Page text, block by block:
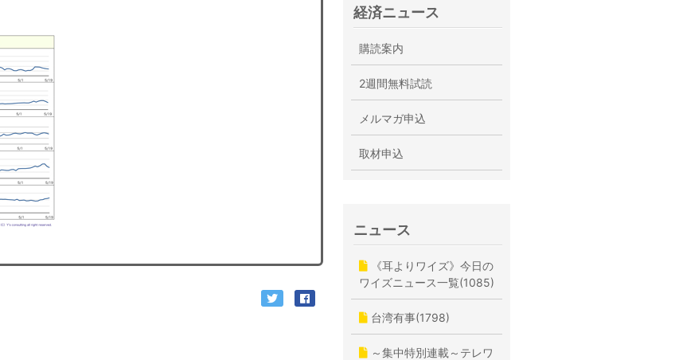
経済ニュース
購読案内
2週間無料試読
メルマガ申込
取材申込
ニュース
《耳よりワイズ》今日の
ワイズニュース一覧(1085)
台湾有事(1798)
～集中特別連載～テレワ